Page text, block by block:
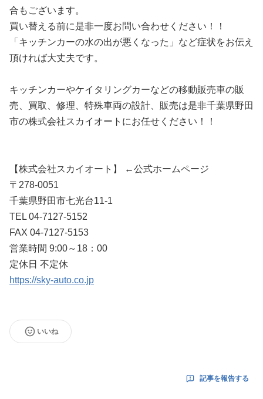
合もございます。
買い替える前に是非一度お問い合わせください！！
「キッチンカーの水の出が悪くなった」など症状をお伝え
頂ければ大丈夫です。
キッチンカーやケイタリングカーなどの移動販売車の販
売、買取、修理、特殊車両の設計、販売は是非千葉県野田
市の株式会社スカイオートにお任せください！！
【株式会社スカイオート】 ←公式ホームページ
〒278-0051
千葉県野田市七光台11-1
TEL 04-7127-5152
FAX 04-7127-5153
営業時間 9:00～18：00
定休日 不定休
https://sky-auto.co.jp
いいね
記事を報告する